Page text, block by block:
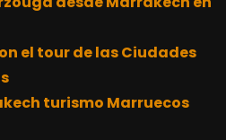
el tour de las Ciudades
turismo Marruecos